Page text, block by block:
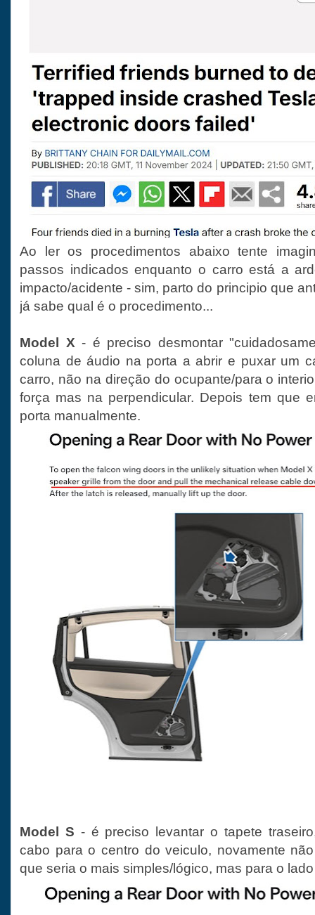
Ao ler os procedimentos abaixo tente
passos indicados enquanto o carro está a
impacto/acidente - sim, parto do principio que
já sabe qual é o procedimento...
Model X - é preciso desmontar
coluna de áudio na porta a abrir e puxar um
carro, não na direção do ocupante/para o
força mas na perpendicular. Depois tem que
porta manualmente.
Model S - é preciso levantar o tapete
cabo para o centro do veiculo, novamente
que seria o mais simples/lógico, mas para o